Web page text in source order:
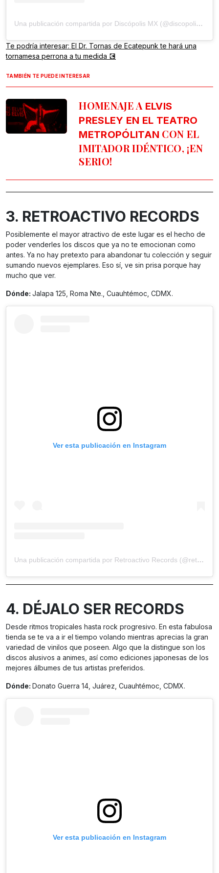
Una publicación compartida por Discópolis MX (@discopolismx)
Te podría interesar: El Dr. Tornas de Ecatepunk te hará una
tornamesa perrona a tu medida 💽
TAMBIÉN TE PUEDE INTERESAR
HOMENAJE AELVIS
PRESLEY EN EL TEATRO
METROPÓLITAN CON EL
IMITADOR IDÉNTICO, ¡EN
SERIO!
3. RETROACTIVO RECORDS
Posiblemente el mayor atractivo de este lugar es el hecho de
poder venderles los discos que ya no te emocionan como
antes. Ya no hay pretexto para abandonar tu colección y seguir
sumando nuevos ejemplares. Eso sí, ve sin prisa porque hay
mucho que ver.
Dónde: Jalapa 125, Roma Nte., Cuauhtémoc, CDMX.
Ver esta publicación en Instagram
Una publicación compartida por Retroactivo Records (@retroactivo_records_oficial)
4. DÉJALO SER RECORDS
Desde ritmos tropicales hasta rock progresivo. En esta fabulosa
tienda se te va a ir el tiempo volando mientras aprecias la gran
variedad de vinilos que poseen. Algo que la distingue son los
discos alusivos a animes, así como ediciones japonesas de los
mejores álbumes de tus artistas preferidos.
Dónde: Donato Guerra 14, Juárez, Cuauhtémoc, CDMX.
Ver esta publicación en Instagram